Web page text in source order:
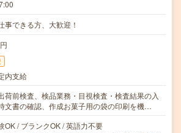
事できる方、大歓迎！
内支給
荷前検査、検品業務・目視検査・検査結果の入
文書の確認、作成お菓子用の袋の印刷を機…
OK / ブランクOK / 英語力不要